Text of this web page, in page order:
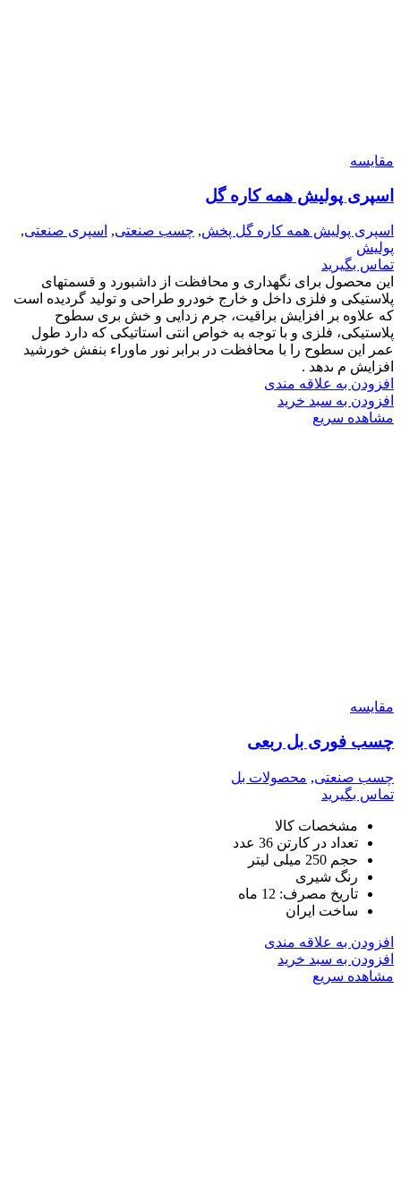
مقایسه
اسپری پولیش همه کاره گل
اسپری پولیش همه کاره گل پخش, چسب صنعتی, اسپری صنعتی,
پولیش
تماس بگیرید
این محصول براى نگهدارى و محافظت از داشبورد و قسمتهاى
پلاستیکى و فلزى داخل و خارج خودرو طراحى و تولید گردیده است
که علاوه بر افزایش براقیت، جرم زدایى و خش برى سطوح
پلاستیکى، فلزى و با توجه به خواص انتى استاتیکى که دارد طول
عمر این سطوح را با محافظت در برابر نور ماوراء بنفش خورشید
افزایش م ىدهد .
افزودن به علاقه مندی
افزودن به سبد خرید
مشاهده سریع
مقایسه
چسب فوری بل ربعی
چسب صنعتی, محصولات بل
تماس بگیرید
مشخصات کالا
تعداد در کارتن 36 عدد
حجم 250 میلی لیتر
رنگ شیری
تاریخ مصرف: 12 ماه
ساخت ایران
افزودن به علاقه مندی
افزودن به سبد خرید
مشاهده سریع